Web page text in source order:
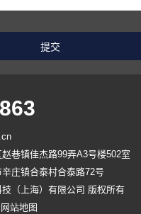
巷镇佳杰路99弄A3号楼502室
庄镇合泰村合泰路72号
（上海）有限公司 版权所有
网站地图